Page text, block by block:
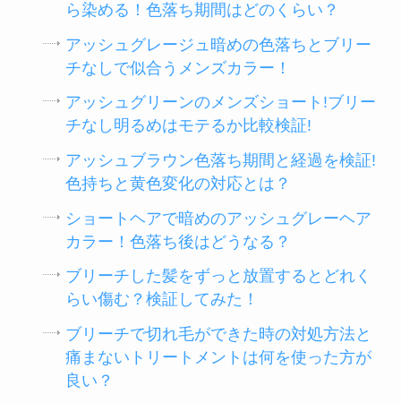
ら染める！色落ち期間はどのくらい？
アッシュグレージュ暗めの色落ちとブリー
チなしで似合うメンズカラー！
アッシュグリーンのメンズショート!ブリー
チなし明るめはモテるか比較検証!
アッシュブラウン色落ち期間と経過を検証!
色持ちと黄色変化の対応とは？
ショートヘアで暗めのアッシュグレーヘア
カラー！色落ち後はどうなる？
ブリーチした髪をずっと放置するとどれく
らい傷む？検証してみた！
ブリーチで切れ毛ができた時の対処方法と
痛まないトリートメントは何を使った方が
良い？